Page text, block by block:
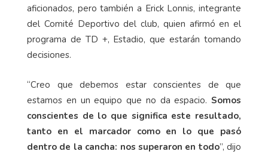
aficionados, pero también a Erick Lonnis, integrante
del Comité Deportivo del club, quien afirmó en el
programa de TD +, Estadio, que estarán tomando
decisiones.
“Creo que debemos estar conscientes de que
estamos en un equipo que no da espacio. Somos
conscientes de lo que significa este resultado,
tanto en el marcador como en lo que pasó
dentro de la cancha: nos superaron en todo”, dijo